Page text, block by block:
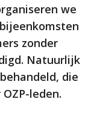
we
zonder
Natuurlijk
die
leden.